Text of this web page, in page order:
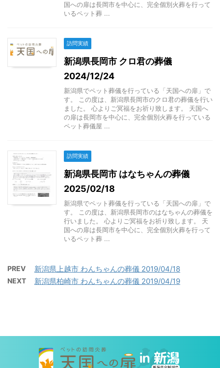
国への扉は長岡市を中心に、完全個別火葬を行って
いるペット葬 ...
訪問実績
新潟県長岡市 クロ君の葬儀
2024/12/24
新潟県でペット葬儀を行っている「天国への扉」で
す。 この度は、新潟県長岡市のクロ君の葬儀を行い
ました。 心よりご冥福をお祈り致します。 天国へ
の扉は長岡市を中心に、完全個別火葬を行っている
ペット葬儀屋 ...
訪問実績
新潟県長岡市 はなちゃんの葬儀
2025/02/18
新潟県でペット葬儀を行っている「天国への扉」で
す。 この度は、新潟県長岡市のはなちゃんの葬儀を
行いました。 心よりご冥福をお祈り致します。 天
国への扉は長岡市を中心に、完全個別火葬を行って
いるペット葬 ...
PREV 新潟県上越市 わんちゃんの葬儀 2019/04/18
NEXT 新潟県柏崎市 わんちゃんの葬儀 2019/04/19